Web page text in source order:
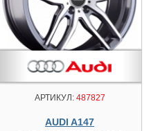
АРТИКУЛ:487827
AUDI A147